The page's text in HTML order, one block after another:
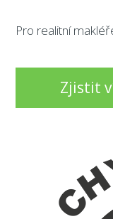
Pro realitní
Zjistit